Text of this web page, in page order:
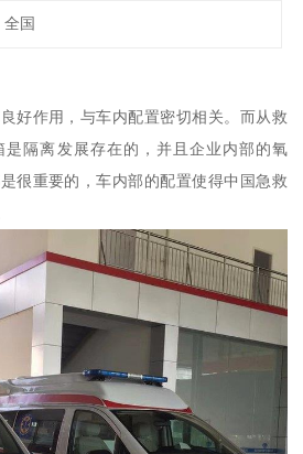
全国
好作用，与车内配置密切相关。而从救
隔离发展存在的，并且企业内部的氧
很重要的，车内部的配置使得中国急救